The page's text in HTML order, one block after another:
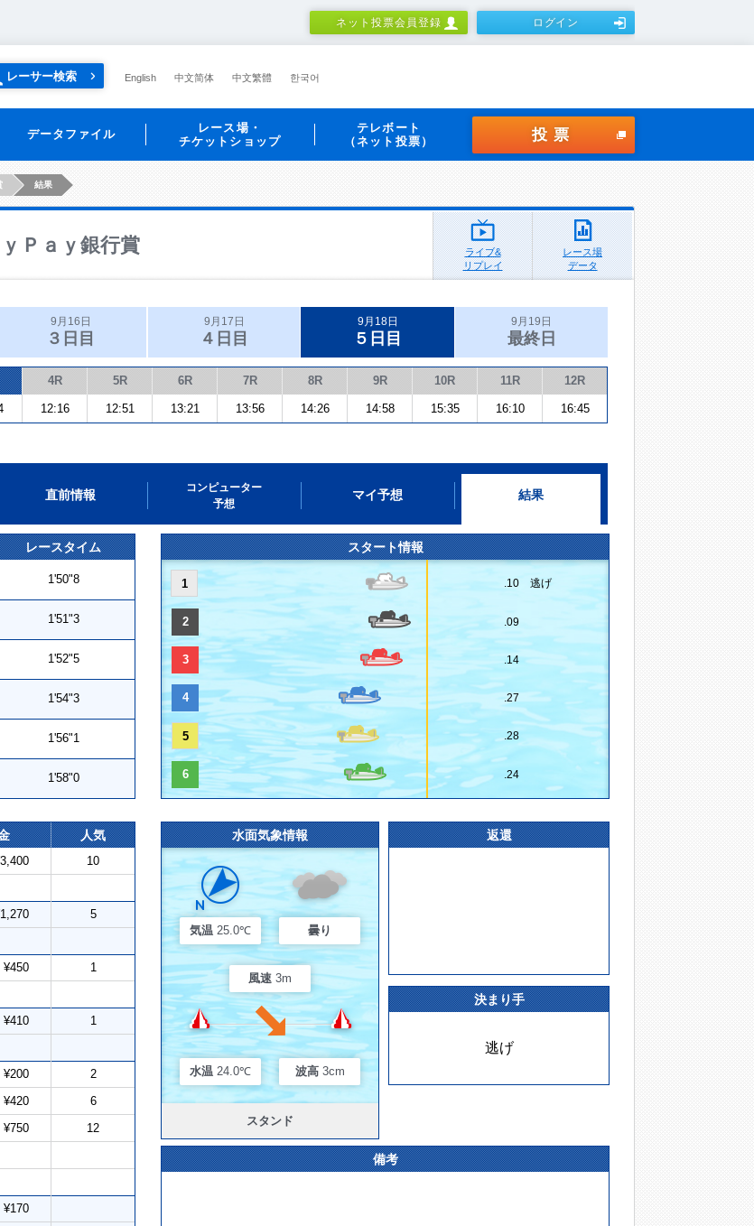
ネット投票会員登録 ログイン
レーサー検索 English 中文简体 中文繁體 한국어
データファイル
レース場・
チケットショップ
テレボート
（ネット投票）
投票
結果
Ｐａｙ銀行賞
ライブ&
リプレイ
レース場
データ
9月16日
３日目
9月17日
４日目
9月18日
５日目
9月19日
最終日
4R 5R 6R 7R 8R 9R 10R 11R 12R
12:16 12:51 13:21 13:56 14:26 14:58 15:35 16:10 16:45
直前情報
コンピューター
予想
マイ予想 結果
レースタイム
1'50"8
1'51"3
1'52"5
1'54"3
1'56"1
1'58"0
スタート情報
1 .10 逃げ
2 .09
3 .14
4 .27
5 .28
6 .24
人気
10
5
¥450 1
¥410 1
¥200 2
¥420 6
¥750 12
¥170
水面気象情報
気温 25.0℃ 曇り
風速 3m
水温 24.0℃ 波高 3cm
スタンド
返還
決まり手
逃げ
備考